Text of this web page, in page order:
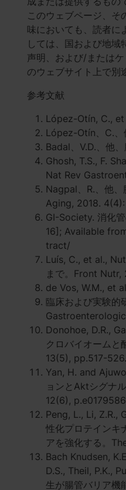
このウェブページ、そ
味においても、読者に
しては、国および地域
声明、および/または
のウェブサイト上で別
参考文献
López-Otín, C.,
López-Otín、C.
Badal、V.D.、他
Ghosh, T.S., F.
Nat Rev
Nagpal、R.、他
Aging, 2018.
GI-Society. 消化
16]; Available
tract/
Luís, C., et al.,
まで。Front
de Vos, W.M., et
臨床および実験
Donohoe, D.R.,
クロバイオームと
13(5), pp.517-526.
Yan, H. and
ョンとAktシグナ
12(6),
Peng, L., Li, Z.R.,
性化プロテインキ
アを強化する。
Bach Knudsen,
D.S., Theil, P.K.,
生が腸管バリア機